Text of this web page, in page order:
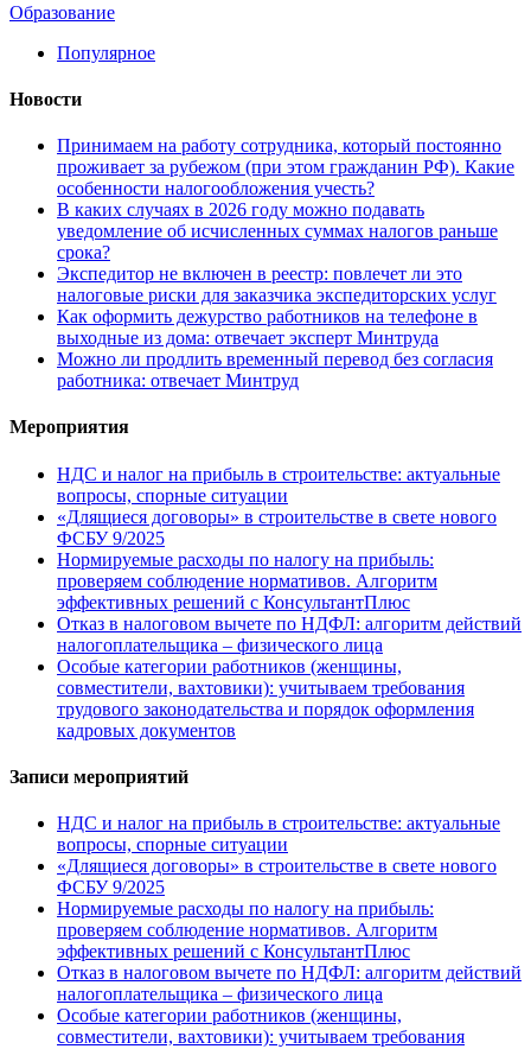
Образование
Популярное
Новости
Принимаем на работу сотрудника, который постоянно
проживает за рубежом (при этом гражданин РФ). Какие
особенности налогообложения учесть?
В каких случаях в 2026 году можно подавать
уведомление об исчисленных суммах налогов раньше
срока?
Экспедитор не включен в реестр: повлечет ли это
налоговые риски для заказчика экспедиторских услуг
Как оформить дежурство работников на телефоне в
выходные из дома: отвечает эксперт Минтруда
Можно ли продлить временный перевод без согласия
работника: отвечает Минтруд
Мероприятия
НДС и налог на прибыль в строительстве: актуальные
вопросы, спорные ситуации
«Длящиеся договоры» в строительстве в свете нового
ФСБУ 9/2025
Нормируемые расходы по налогу на прибыль:
проверяем соблюдение нормативов. Алгоритм
эффективных решений с КонсультантПлюс
Отказ в налоговом вычете по НДФЛ: алгоритм действий
налогоплательщика – физического лица
Особые категории работников (женщины,
совместители, вахтовики): учитываем требования
трудового законодательства и порядок оформления
кадровых документов
Записи мероприятий
НДС и налог на прибыль в строительстве: актуальные
вопросы, спорные ситуации
«Длящиеся договоры» в строительстве в свете нового
ФСБУ 9/2025
Нормируемые расходы по налогу на прибыль:
проверяем соблюдение нормативов. Алгоритм
эффективных решений с КонсультантПлюс
Отказ в налоговом вычете по НДФЛ: алгоритм действий
налогоплательщика – физического лица
Особые категории работников (женщины,
совместители, вахтовики): учитываем требования